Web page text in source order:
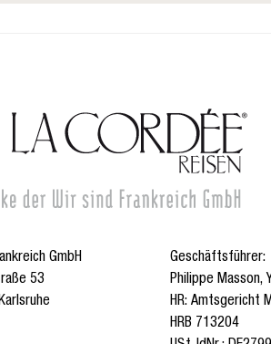
GmbH
53
Geschäftsführer:
Philippe Masson,
HR: Amtsgericht
HRB 713204